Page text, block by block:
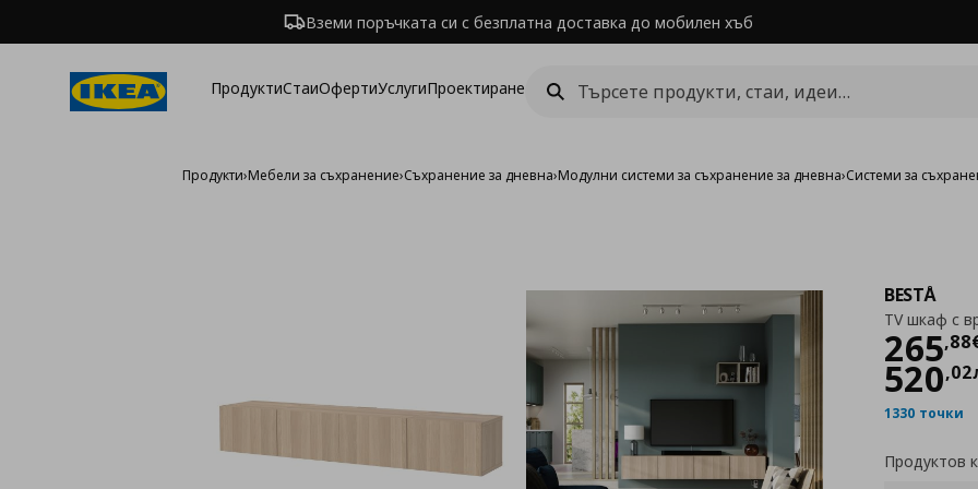
Вземи поръчката си с безплатна доставка до мобилен хъб
ПродуктиСтаиОфертиУслугиПроектиране
Продукти›Мебели за съхранение›Съхранение за дневна›Модулни системи за съхранение за дневна›Системи за
BESTÅ
TV шкаф с
265,88
520,02
1330 точки
Продуктов